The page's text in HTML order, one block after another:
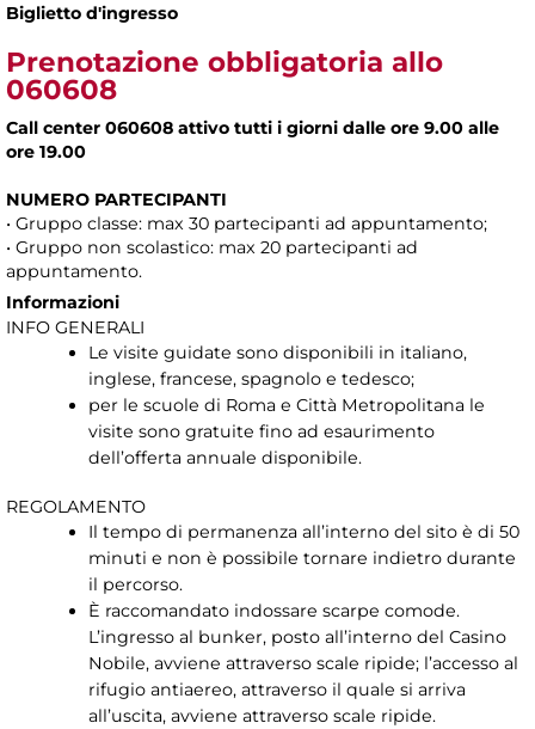
Biglietto d'ingresso
Prenotazione obbligatoria allo
060608
Call center 060608 attivo tutti i giorni dalle ore 9.00 alle
ore 19.00
NUMERO PARTECIPANTI
• Gruppo classe: max 30 partecipanti ad appuntamento;
• Gruppo non scolastico: max 20 partecipanti ad
appuntamento.
Informazioni
INFO GENERALI
Le visite guidate sono disponibili in italiano,
inglese, francese, spagnolo e tedesco;
per le scuole di Roma e Città Metropolitana le
visite sono gratuite fino ad esaurimento
dell’offerta annuale disponibile.
REGOLAMENTO
Il tempo di permanenza all’interno del sito è di 50
minuti e non è possibile tornare indietro durante
il percorso.
È raccomandato indossare scarpe comode.
L’ingresso al bunker, posto all’interno del Casino
Nobile, avviene attraverso scale ripide; l’accesso al
rifugio antiaereo, attraverso il quale si arriva
all’uscita, avviene attraverso scale ripide.